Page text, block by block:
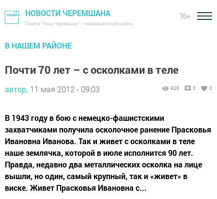
НОВОСТИ ЧЕРЕМШАНА
Газета "Наш Черемшан" - Черемшанский район
16+
В НАШЕМ РАЙОНЕ
Почти 70 лет – с осколками в теле
автор, 11 мая 2012 - 09:03 926 0 0
В 1943 году в бою с немецко-фашистскими
захватчиками получила осколочное ранение Прасковья
Ивановна Иванова. Так и живет с осколками в теле
наше землячка, которой в июле исполнится 90 лет.
Правда, недавно два металлических осколка на лице
вышли, но один, самый крупный, так и «живет» в
виске. Живет Прасковья Ивановна с...